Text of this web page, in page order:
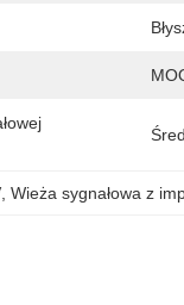
, Wieża sygnałowa z